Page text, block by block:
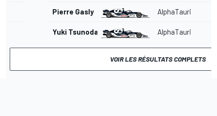
Pierre Gasly AlphaTauri
Yuki Tsunoda AlphaTauri
VOIR LES RÉSULTATS COMPLETS